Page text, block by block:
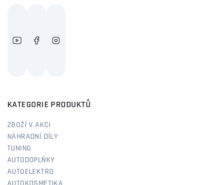
KATEGORIE PRODUKTŮ
ZBOŽÍ V AKCI
NÁHRADNÍ DÍLY
TUNING
AUTODOPLŇKY
AUTOELEKTRO